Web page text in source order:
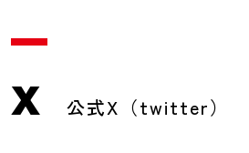
X 公式X（twitter）